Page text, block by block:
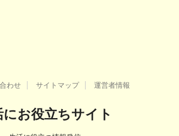
わせ サイトマップ 運営者情報
にお役立ちサイト